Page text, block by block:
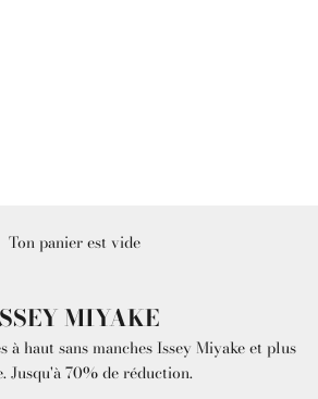
Ton panier est vide
MIYAKE
à haut sans manches Issey Miyake et plus
Jusqu'à 70% de réduction.